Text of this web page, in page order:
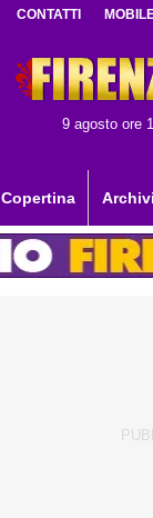
CONTATTI
9 agosto ore
Copertina